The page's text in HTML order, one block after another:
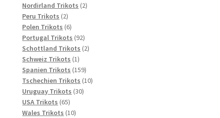
Nordirland Trikots 22
Peru Trikots 22
Produkte
Polen Trikots 66
Produkte
Portugal Trikots 9292
Produkte
Schottland Trikots 22
Schweiz Trikots 11
Produkt
Spanien Trikots 159159
Produkte
Tschechien Trikots 1010
Uruguay Trikots 3030
USA Trikots 6565
Produkte
Wales Trikots 1010